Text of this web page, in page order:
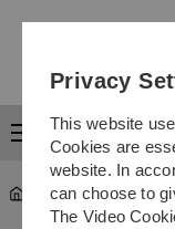
Menu
Privacy
This website
Cookies are
website. In
can choose to
The Video